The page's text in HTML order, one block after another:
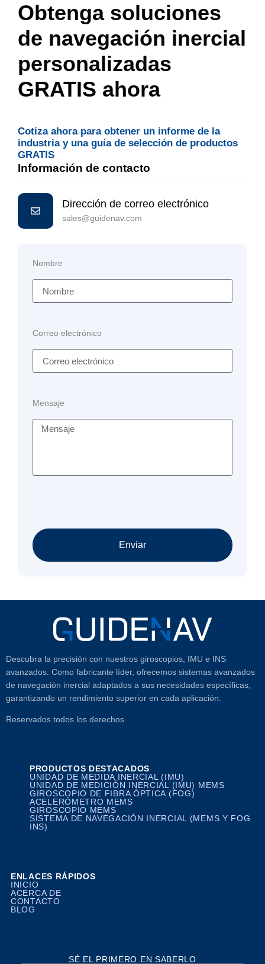
Obtenga soluciones
de navegación inercial
personalizadas
GRATIS ahora
Cotiza ahora para obtener un informe de la
industria y una guía de selección de productos
GRATIS
Información de contacto
Dirección de correo electrónico
sales@guidenav.com
Nombre
Correo electrónico
Mensaje
Enviar
Descubra la precisión con nuestros giroscopios, IMU e INS
avanzados. Como fabricante líder, ofrecemos sistemas avanzados
de navegación inercial adaptados a sus necesidades específicas,
garantizando un rendimiento superior en cada aplicación.
Reservados todos los derechos
PRODUCTOS DESTACADOS
UNIDAD DE MEDIDA INERCIAL (IMU)
UNIDAD DE MEDICIÓN INERCIAL (IMU) MEMS
GIROSCOPIO DE FIBRA ÓPTICA (FOG)
ACELERÓMETRO MEMS
GIROSCOPIO MEMS
SISTEMA DE NAVEGACIÓN INERCIAL (MEMS Y FOG
INS)
ENLACES RÁPIDOS
INICIO
ACERCA DE
CONTACTO
BLOG
SÉ EL PRIMERO EN SABERLO